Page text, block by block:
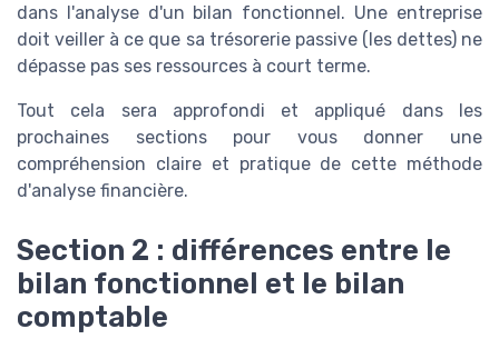
dans l'analyse d'un bilan fonctionnel. Une entreprise
doit veiller à ce que sa trésorerie passive (les dettes) ne
dépasse pas ses ressources à court terme.
Tout cela sera approfondi et appliqué dans les
prochaines sections pour vous donner une
compréhension claire et pratique de cette méthode
d'analyse financière.
Section 2 : différences entre le
bilan fonctionnel et le bilan
comptable